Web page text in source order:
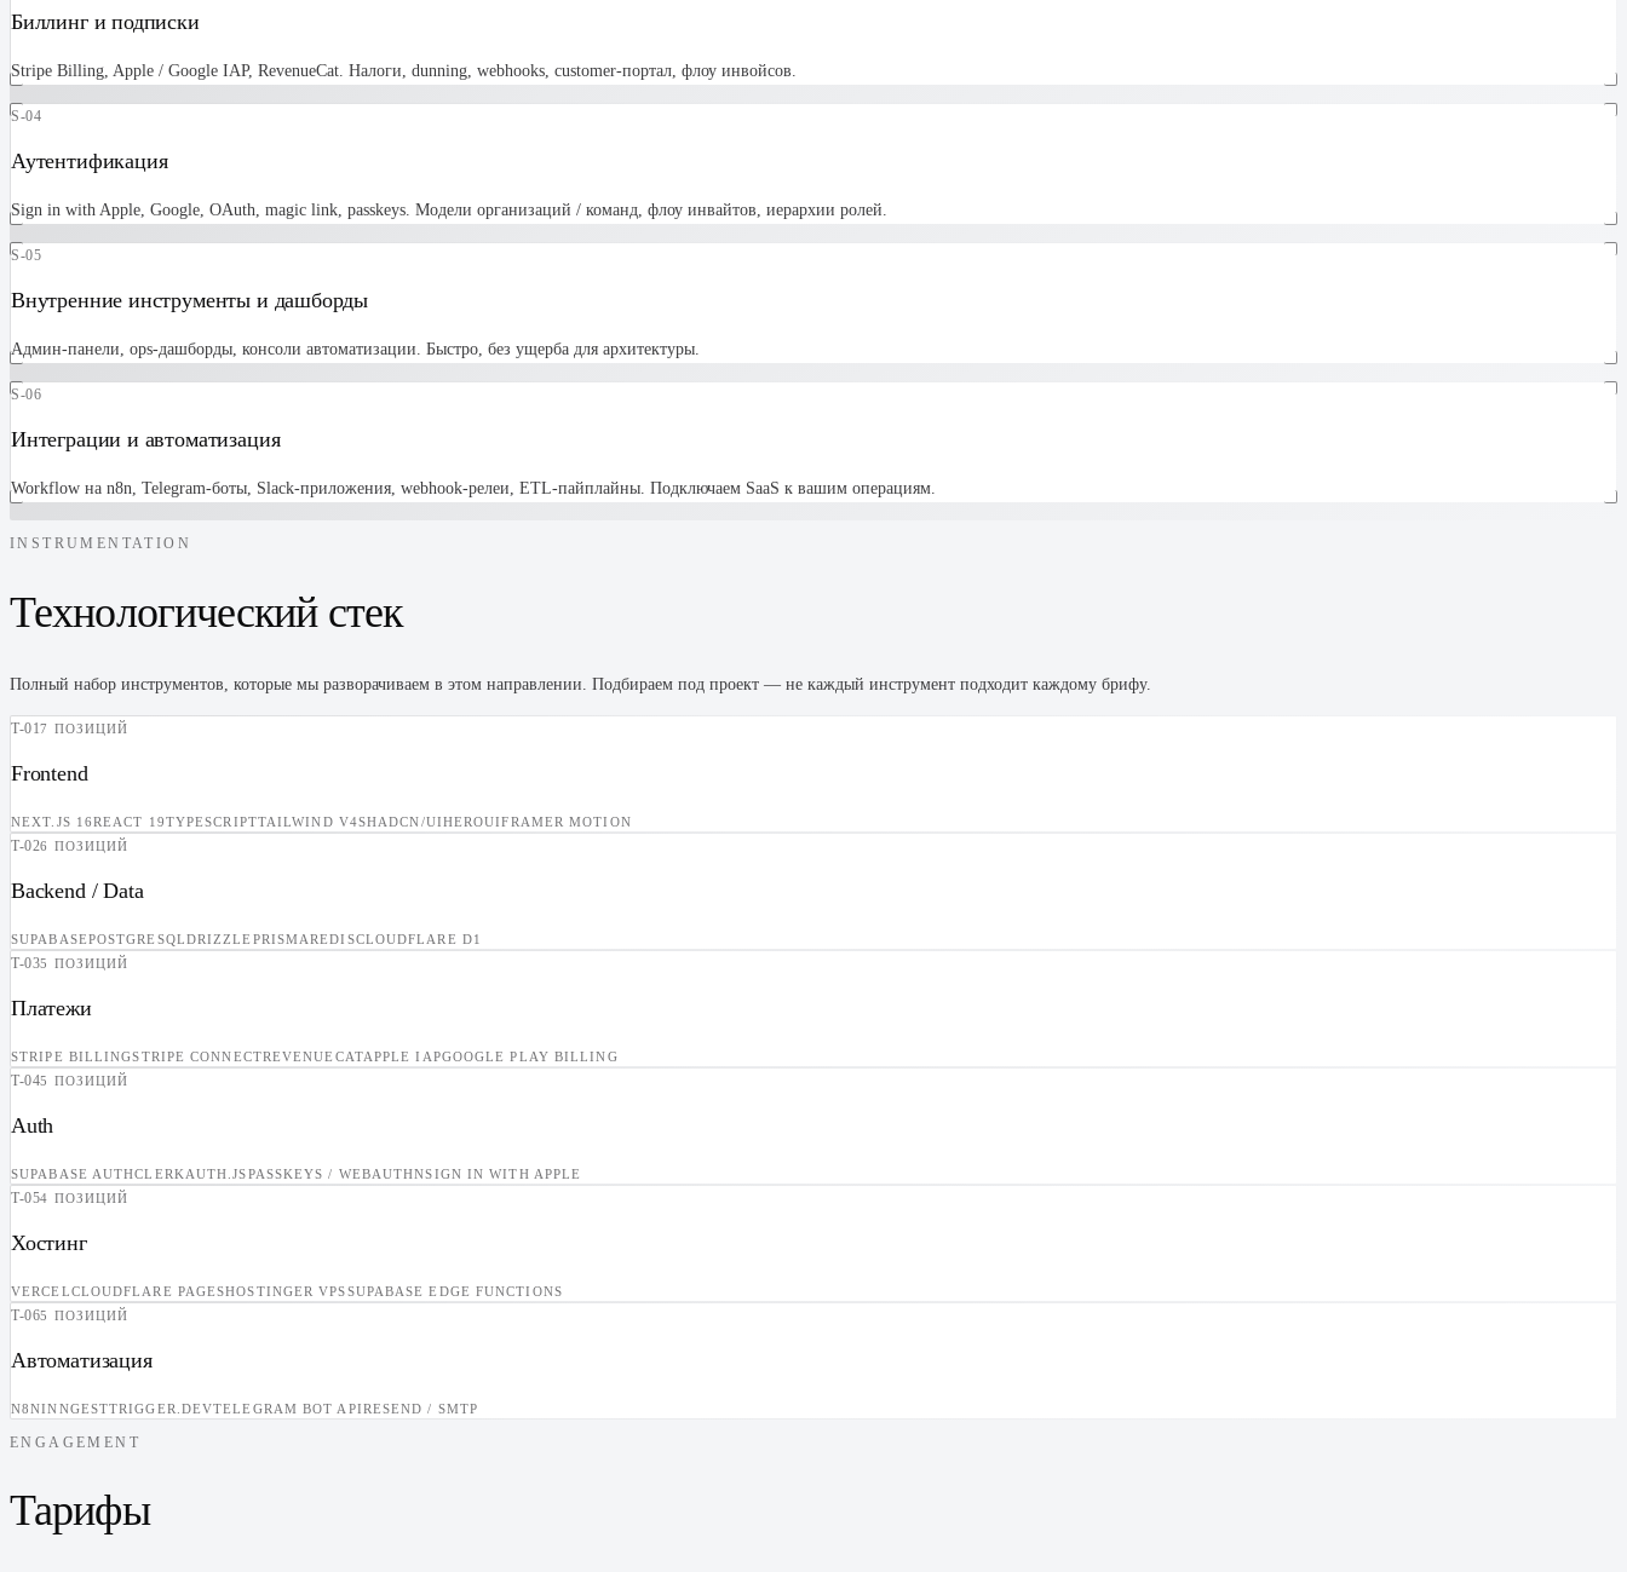
Биллинг и подписки
Stripe Billing, Apple / Google IAP, RevenueCat. Налоги, dunning, webhooks, customer-портал, флоу инвойсов.
S-04
Аутентификация
Sign in with Apple, Google, OAuth, magic link, passkeys. Модели организаций / команд, флоу инвайтов, иерархии ролей.
S-05
Внутренние инструменты и дашборды
Админ-панели, ops-дашборды, консоли автоматизации. Быстро, без ущерба для архитектуры.
S-06
Интеграции и автоматизация
Workflow на n8n, Telegram-боты, Slack-приложения, webhook-релеи, ETL-пайплайны. Подключаем SaaS к вашим операциям.
INSTRUMENTATION
Технологический стек
Полный набор инструментов, которые мы разворачиваем в этом направлении. Подбираем под проект — не каждый инструмент подходит каждому брифу.
T-017 ПОЗИЦИЙ
Frontend
NEXT.JS 16REACT 19TYPESCRIPTTAILWIND V4SHADCN/UIHEROUIFRAMER MOTION
T-026 ПОЗИЦИЙ
Backend / Data
SUPABASEPOSTGRESQLDRIZZLE PRISMAREDISCLOUDFLARE D1
T-035 ПОЗИЦИЙ
Платежи
STRIPE BILLINGSTRIPE CONNECTREVENUECATAPPLE IAPGOOGLE PLAY BILLING
T-045 ПОЗИЦИЙ
Auth
SUPABASE AUTHCLERK AUTH.JSPASSKEYS / WEBAUTHNSIGN IN WITH APPLE
T-054 ПОЗИЦИЙ
Хостинг
VERCELCLOUDFLARE PAGESHOSTINGER VPSSUPABASE EDGE FUNCTIONS
T-065 ПОЗИЦИЙ
Автоматизация
N8NINNGESTTRIGGER.DEVTELEGRAM BOT APIRESEND / SMTP
ENGAGEMENT
Тарифы